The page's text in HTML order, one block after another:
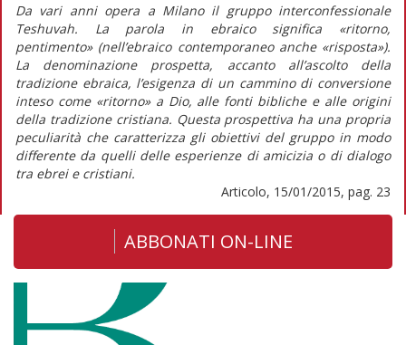
Da vari anni opera a Milano il gruppo interconfessionale
Teshuvah. La parola in ebraico significa «ritorno,
pentimento» (nell’ebraico contemporaneo anche «risposta»).
La denominazione prospetta, accanto all’ascolto della
tradizione ebraica, l’esigenza di un cammino di conversione
inteso come «ritorno» a Dio, alle fonti bibliche e alle origini
della tradizione cristiana. Questa prospettiva ha una propria
peculiarità che caratterizza gli obiettivi del gruppo in modo
differente da quelli delle esperienze di amicizia o di dialogo
tra ebrei e cristiani.
Articolo, 15/01/2015, pag. 23
ABBONATI ON-LINE